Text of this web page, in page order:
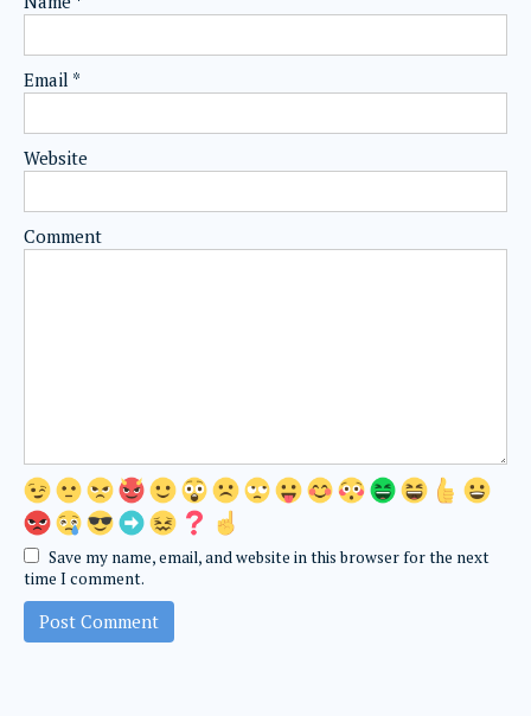
Email *
Website
Comment
Save my name, email, and website in this browser for the next
time I comment.